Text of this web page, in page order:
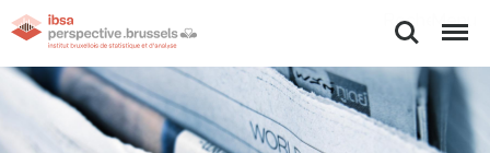
Rechercher
Menu